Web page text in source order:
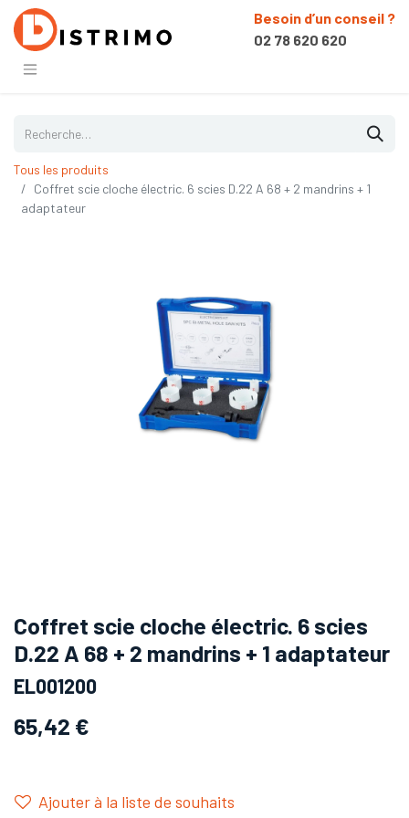
Besoin d’un conseil ?
02 78 620 620
Tous les produits
Coffret scie cloche électric. 6 scies D.22 A 68 + 2 mandrins + 1
adaptateur
Coffret scie cloche électric. 6 scies
D.22 A 68 + 2 mandrins + 1 adaptateur
EL001200
65,42 €
Ajouter à la liste de souhaits